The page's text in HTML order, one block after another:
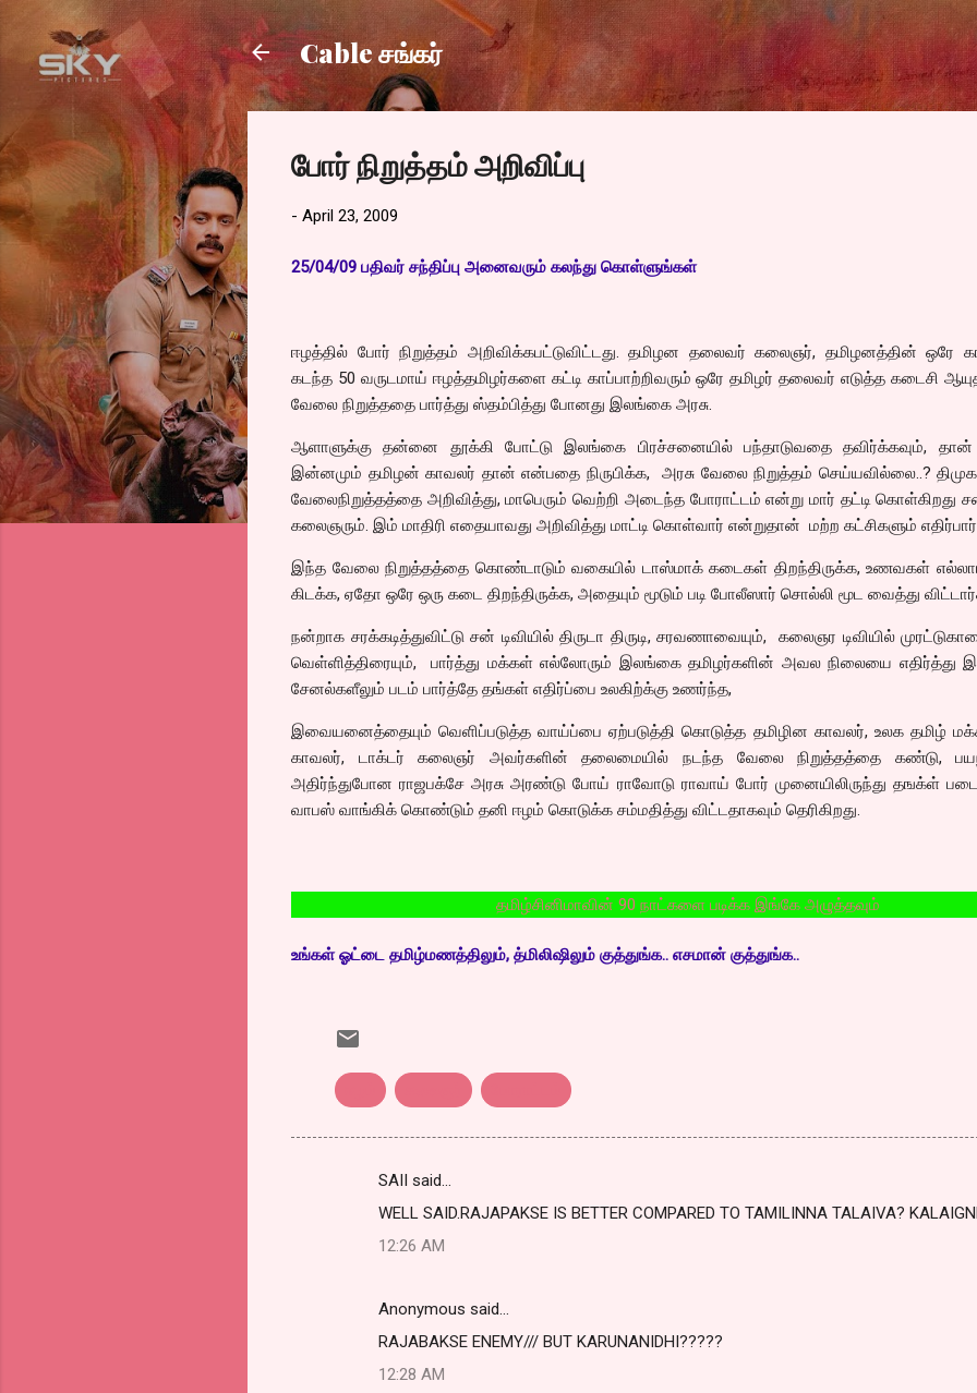
Skip to main content
Cable சங்கர்
போர் நிறுத்தம் அறிவிப்பு
- April 23, 2009
25/04/09 பதிவர் சந்திப்பு அனைவரும் கலந்து கொள்ளுங்கள்
ஈழத்தில் போர் நிறுத்தம் அறிவிக்கபட்டுவிட்டது. தமிழன தலைவர் கலைஞர், தமிழனத்தின் ஒரே
கடந்த 50 வருடமாய் ஈழத்தமிழர்களை கட்டி காப்பாற்றிவரும் ஒரே தமிழர் தலைவர் எடுத்த கடைசி
வேலை நிறுத்ததை பார்த்து ஸ்தம்பித்து போனது இலங்கை அரசு.
ஆளாளுக்கு தன்னை தூக்கி போட்டு இலங்கை பிரச்சனையில் பந்தாடுவதை தவிர்க்கவும்,
இன்னமும் தமிழன் காவலர் தான் என்பதை நிருபிக்க, அரசு வேலை நிறுத்தம் செய்யவில்லை..? திமுக
வேலைநிறுத்தத்தை அறிவித்து, மாபெரும் வெற்றி அடைந்த போராட்டம் என்று மார் தட்டி கொள்கிறது
கலைஞரும். இம் மாதிரி எதையாவது அறிவித்து மாட்டி கொள்வார் என்றுதான் மற்ற கட்சிகளும்
இந்த வேலை நிறுத்தத்தை கொண்டாடும் வகையில் டாஸ்மாக் கடைகள் திறந்திருக்க, உணவகள் எல்லாம்
கிடக்க, ஏதோ ஒரே ஒரு கடை திறந்திருக்க, அதையும் மூடும் படி போலீஸார் சொல்லி மூட வைத்து
நன்றாக சரக்கடித்துவிட்டு சன் டிவியில் திருடா திருடி, சரவணாவையும், கலைஞர டிவியில்
வெள்ளித்திரையும், பார்த்து மக்கள் எல்லோரும் இலங்கை தமிழர்களின் அவல நிலையை எதிர்த்து
சேனல்களீலும் படம் பார்த்தே தங்கள் எதிர்ப்பை உலகிற்க்கு உணர்ந்த,
இவையனைத்தையும் வெளிப்படுத்த வாய்ப்பை ஏற்படுத்தி கொடுத்த தமிழின காவலர், உலக தமிழ்
காவலர், டாக்டர் கலைஞர் அவர்களின் தலைமையில் நடந்த வேலை நிறுத்தத்தை கண்டு,
அதிர்ந்துபோன ராஜபக்சே அரசு அரண்டு போய் ராவோடு ராவாய் போர் முனையிலிருந்து தஙக்ள்
வாபஸ் வாங்கிக் கொண்டும் தனி ஈழம் கொடுக்க சம்மதித்து விட்டதாகவும் தெரிகிறது.
தமிழ்சினிமாவின் 90 நாட்களை படிக்க இங்கே அழுத்தவும்
உங்கள் ஓட்டை தமிழ்மணத்திலும், த்மிலிஷிலும் குத்துங்க.. எசமான் குத்துங்க..
SAII said…
WELL SAID.RAJAPAKSE IS BETTER COMPARED TO TAMILINNA TALAIVA?
12:26 AM
Anonymous said…
RAJABAKSE ENEMY/// BUT KARUNANIDHI?????
12:28 AM